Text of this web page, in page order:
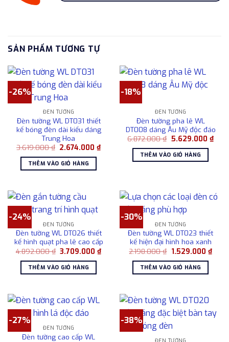
SẢN PHẨM TƯƠNG TỰ
-26%
ĐÈN TƯỜNG
Đèn tường WL DT031 thiết
kế bóng đèn dài kiểu dáng
Trung Hoa
3.619.000₫ Giá
là:
3.619.000 ₫.
2.674.000₫Giá
THÊM VÀO GIỎ HÀNG
-18%
ĐÈN TƯỜNG
Đèn tường pha lê WL
DT008 dáng Âu Mỹ độc đáo
6.872.000₫ Giá
là:
6.872.000 ₫.
5.629.000 ₫Giá
THÊM VÀO GIỎ HÀNG
-24%
ĐÈN TƯỜNG
Đèn tường WL DT026 thiết
kế hình quạt pha lê cao cấp
4.892.000₫ Giá
là:
4.892.000 ₫.
3.709.000₫Giá
hiện
3.709.000 ₫.
THÊM VÀO GIỎ HÀNG
-30%
ĐÈN TƯỜNG
Đèn tường WL DT023 thiết
kế hiện đại hình hoa xanh
2.198.000₫ Giá
là:
2.198.000 ₫.
1.529.000 ₫Giá
hiện
THÊM VÀO GIỎ HÀNG
-27%
ĐÈN TƯỜNG
Đèn tường cao cấp WL
-38%
ĐÈN TƯỜNG